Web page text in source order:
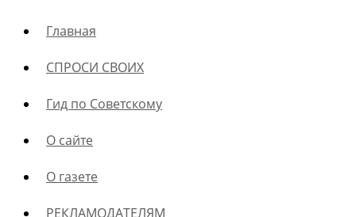
Главная
СПРОСИ СВОИХ
Гид по Советскому
О сайте
О газете
РЕКЛАМОДАТЕЛЯМ